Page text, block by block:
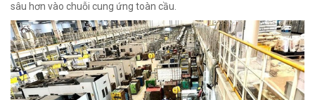
sâu hơn vào chuỗi cung ứng toàn cầu.